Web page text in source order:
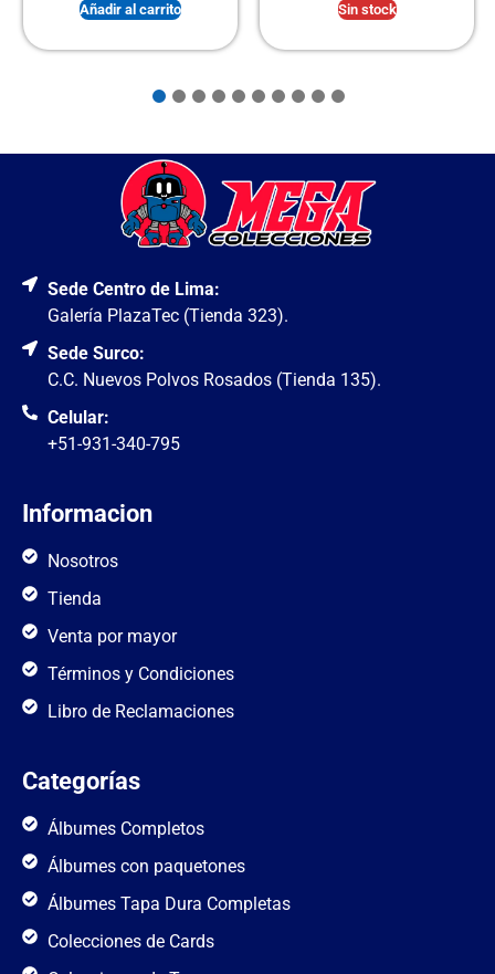
Añadir al carrito Sin stock
Sede Centro de Lima:
Galería PlazaTec (Tienda 323).
Sede Surco:
C.C. Nuevos Polvos Rosados (Tienda 135).
Celular:
+51-931-340-795
Informacion
Nosotros
Tienda
Venta por mayor
Términos y Condiciones
Libro de Reclamaciones
Categorías
Álbumes Completos
Álbumes con paquetones
Álbumes Tapa Dura Completas
Colecciones de Cards